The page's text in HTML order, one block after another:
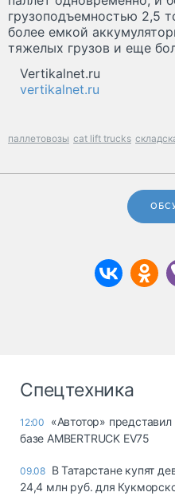
грузоподъемностью 2,5
более емкой
тяжелых грузов и еще
Vertikalnet.ru
vertikalnet.ru
паллетовозы cat lift trucks
Спецтехника
12:00
«Автотор»
базе AMBERTRUCK EV75
09.08 В Татарстане купят
24,4 млн руб. для